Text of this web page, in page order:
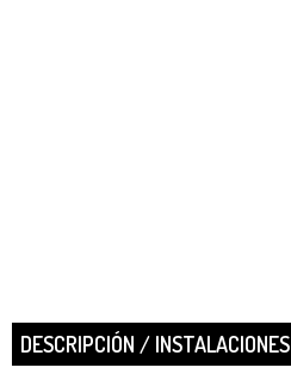
DESCRIPCIÓN / INSTALACIONES